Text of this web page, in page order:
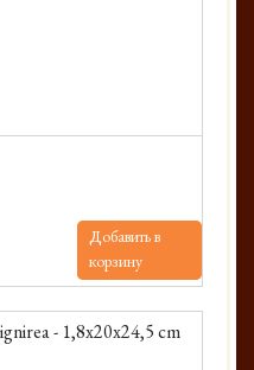
Добавить в
корзину
- 1,8x20x24,5 cm